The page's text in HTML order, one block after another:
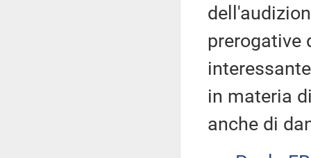
prerogative
in materia
anche di